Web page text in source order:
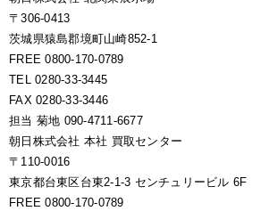
〒306-0413
茨城県猿島郡境町山崎852-1
FREE 0800-170-0789
TEL 0280-33-3445
FAX 0280-33-3446
担当 菊地 090-4711-6677
朝日株式会社 本社 買取センター
〒110-0016
東京都台東区台東2-1-3 センチュリービル 6F
FREE 0800-170-0789